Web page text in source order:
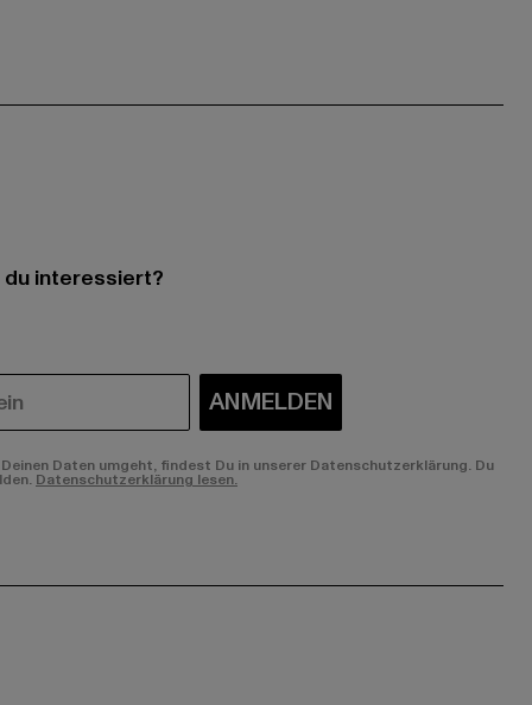
interessiert?
ANMELDEN
Daten umgeht, findest Du in unserer Datenschutzerklärung. Du
Datenschutzerklärung lesen.